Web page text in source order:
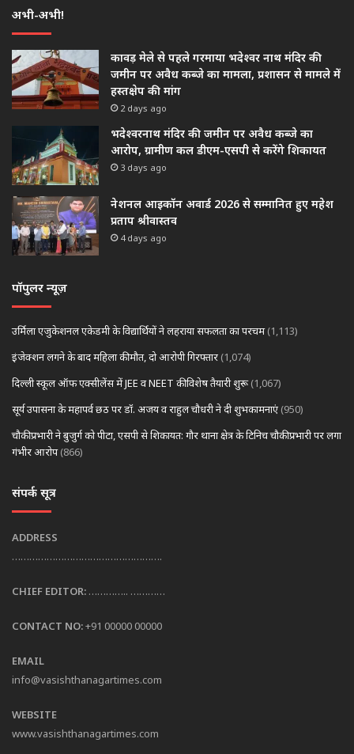
अभी-अभी!
कावड़ मेले से पहले गरमाया भदेश्वर नाथ मंदिर की
जमीन पर अवैध कब्जे का मामला, प्रशासन से मामले में
हस्तक्षेप की मांग
2 days ago
भदेश्वरनाथ मंदिर की जमीन पर अवैध कब्जे का
आरोप, ग्रामीण कल डीएम-एसपी से करेंगे शिकायत
3 days ago
नेशनल आइकॉन अवार्ड 2026 से सम्मानित हुए महेश
प्रताप श्रीवास्तव
4 days ago
पॉपुलर न्यूज़
उर्मिला एजुकेशनल एकेडमी के विद्यार्थियों ने लहराया सफलता का परचम (1,113)
इंजेक्शन लगने के बाद महिला की मौत, दो आरोपी गिरफ्तार (1,074)
दिल्ली स्कूल ऑफ एक्सीलेंस में JEE व NEET की विशेष तैयारी शुरू (1,067)
सूर्य उपासना के महापर्व छठ पर डॉ. अजय व राहुल चौधरी ने दी शुभकामनाएं (950)
चौकी प्रभारी ने बुजुर्ग को पीटा, एसपी से शिकायत: गौर थाना क्षेत्र के टिनिच चौकी प्रभारी पर लगा
गंभीर आरोप (866)
संपर्क सूत्र
ADDRESS
…………………………………………….
CHIEF EDITOR: ………….. …………
CONTACT NO:+91 00000 00000
EMAIL
info@vasishthanagartimes.com
WEBSITE
www.vasishthanagartimes.com